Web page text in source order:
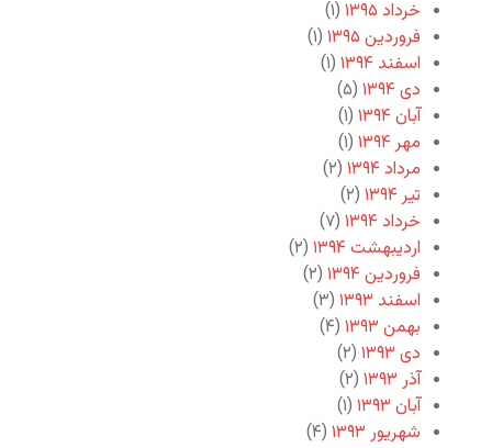
خرداد ۱۳۹۵
(۱)
فروردین ۱۳۹۵
(۱)
اسفند ۱۳۹۴
(۱)
دی ۱۳۹۴
(۵)
آبان ۱۳۹۴
(۱)
مهر ۱۳۹۴
(۱)
مرداد ۱۳۹۴
(۲)
تیر ۱۳۹۴
(۲)
خرداد ۱۳۹۴
(۷)
اردیبهشت ۱۳۹۴
(۲)
فروردین ۱۳۹۴
(۲)
اسفند ۱۳۹۳
(۳)
بهمن ۱۳۹۳
(۴)
دی ۱۳۹۳
(۲)
آذر ۱۳۹۳
(۲)
آبان ۱۳۹۳
(۱)
شهریور ۱۳۹۳
(۴)